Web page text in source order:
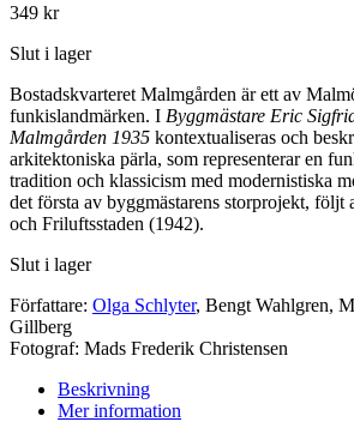
349 kr
Slut i lager
Bostadskvarteret Malmgården är ett av
funkislandmärken. I Byggmästare Eric
Malmgården 1935 kontextualiseras och
arkitektoniska pärla, som representerar en
tradition och klassicism med modernistiska
det första av byggmästarens storprojekt, följt
och Friluftsstaden (1942).
Slut i lager
Författare: Olga Schlyter, Bengt Wahlgren,
Gillberg
Fotograf: Mads Frederik Christensen
Beskrivning
Mer information